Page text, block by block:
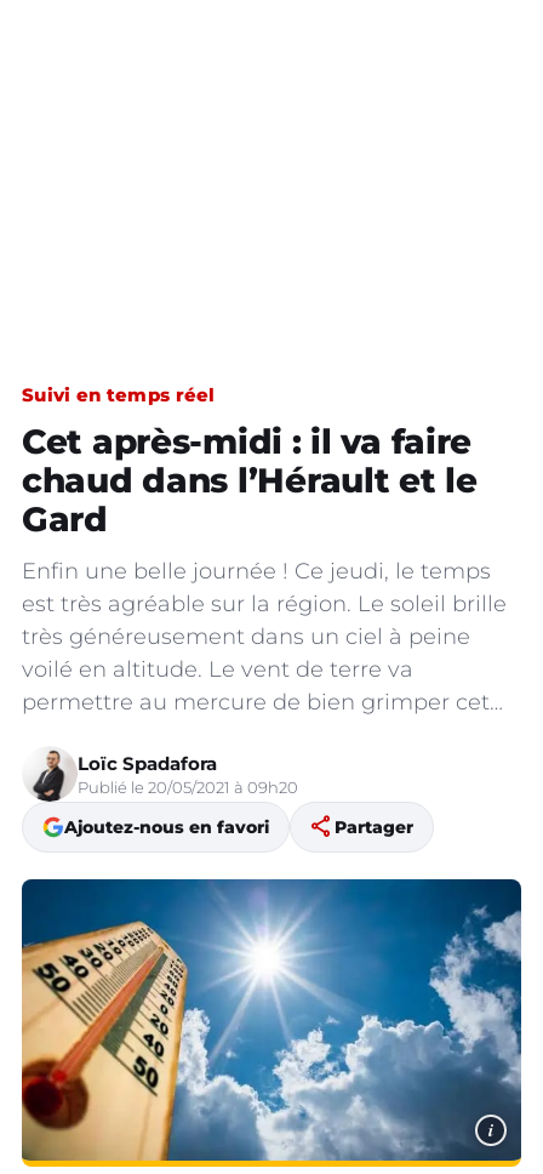
Suivi en temps réel
Cet après-midi : il va faire
chaud dans l’Hérault et le
Gard
Enfin une belle journée ! Ce jeudi, le temps
est très agréable sur la région. Le soleil brille
très généreusement dans un ciel à peine
voilé en altitude. Le vent de terre va
permettre au mercure de bien grimper cet…
Loïc Spadafora
Publié le 20/05/2021 à 09h20
Ajoutez-nous en favori share Partager
i